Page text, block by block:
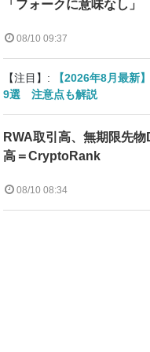
「フォークに意味なし」
08/10 09:37
【注目】:
【2026年8月最新
9選 注意点も解説
RWA取引高、無期限先
高＝CryptoRank
08/10 08:34